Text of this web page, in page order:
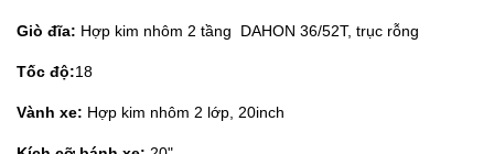
Giò đĩa: Hợp kim nhôm 2 tầng DAHON 36/52T, trục rỗng
Tốc độ:18
Vành xe: Hợp kim nhôm 2 lớp, 20inch